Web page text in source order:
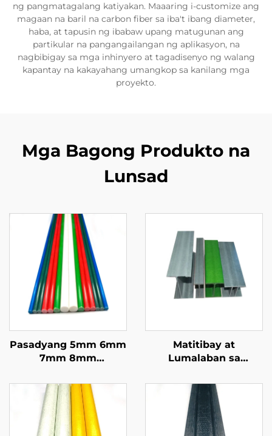
ng pangmatagalang katiyakan. Maaaring i-customize ang
magaan na baril na carbon fiber sa iba't ibang diameter,
haba, at tapusin ng ibabaw upang matugunan ang
partikular na pangangailangan ng aplikasyon, na
nagbibigay sa mga inhinyero at tagadisenyo ng walang
kapantay na kakayahang umangkop sa kanilang mga
proyekto.
Mga Bagong Produkto na
Lunsad
Pasadyang 5mm 6mm
7mm 8mm
GFRP Pultrusion Solid
Fiberglass Stake para
sa Agricultural Stake
Matitibay at
Lumalaban sa
Girder, Mataas na
Kalidad na Produkto
mula sa Fiberglass
para sa Konstruksyon